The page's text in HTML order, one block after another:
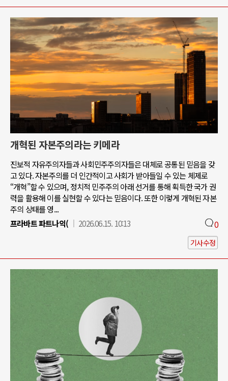
개혁된 자본주의라는 키메라
진보적 자유주의자들과 사회민주주의자들은 대체로 공통된 믿음을 갖
고 있다. 자본주의를 더 인간적이고 사회가 받아들일 수 있는 체제로
“개혁”할 수 있으며, 정치적 민주주의 아래 선거를 통해 획득한 국가 권
력을 활용해 이를 실현할 수 있다는 믿음이다. 또한 이렇게 개혁된 자본
주의 상태를 영...
프라바트 파트나익(
2026.06.15. 10:13 0
기사수정